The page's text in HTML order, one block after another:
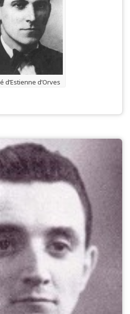
d’Estienne d’Orves